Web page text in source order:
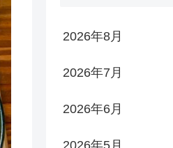
ヤ
2026年8月
2026年7月
2026年6月
2026年5月